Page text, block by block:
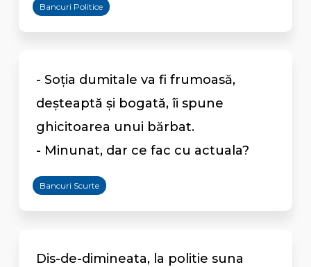
Bancuri Politice
- Soția dumitale va fi frumoasă,
deșteaptă și bogată, îi spune
ghicitoarea unui bărbat.
- Minunat, dar ce fac cu actuala?
Bancuri Scurte
Dis-de-dimineata, la politie suna